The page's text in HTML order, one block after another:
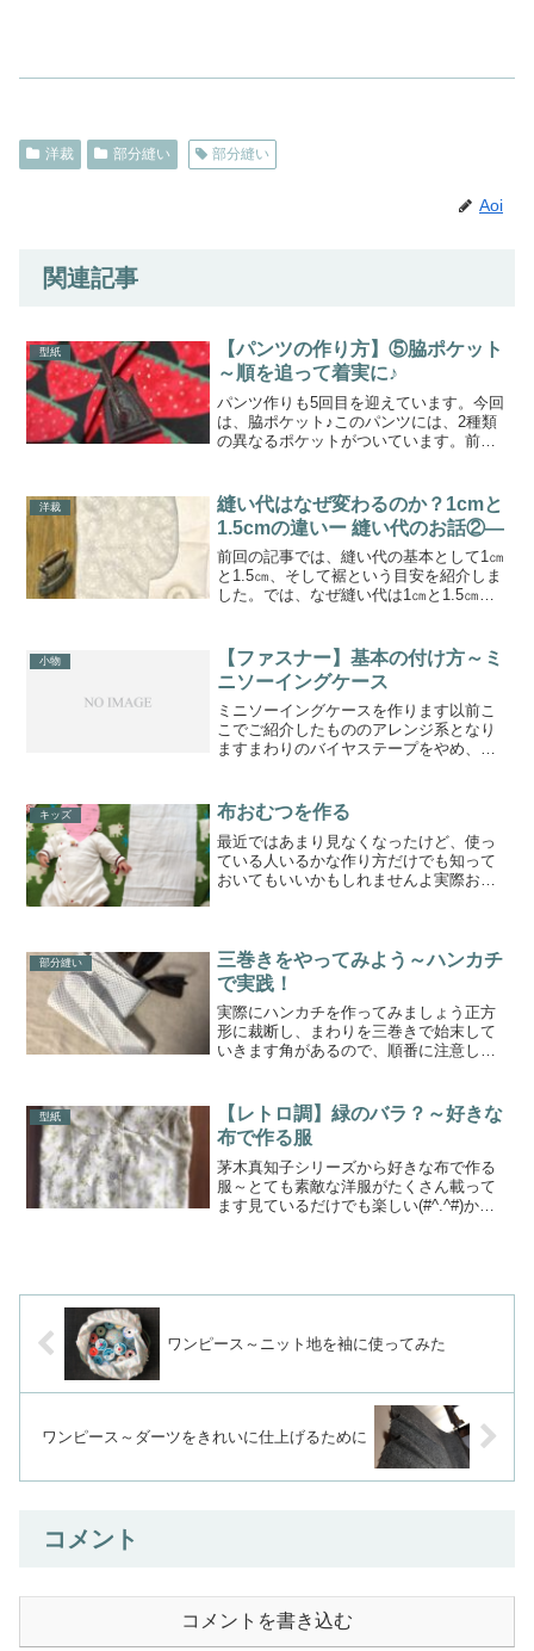
洋裁 部分縫い 部分縫い
Aoi
関連記事
型紙
【パンツの作り方】⑤脇ポケット
～順を追って着実に♪
パンツ作りも5回目を迎えています。今回
は、脇ポケット♪このパンツには、2種類
の異なるポケットがついています。前回
に、平らにおいて回りを縫うといったシ
ンプルなものです。強度...
洋裁
縫い代はなぜ変わるのか？1cmと
1.5cmの違いー 縫い代のお話②―
前回の記事では、縫い代の基本として1㎝
と1.5㎝、そして裾という目安を紹介しま
した。では、なぜ縫い代は1㎝と1.5㎝に
断できるようになってきます。曲線と直
線の違い縫い代...
小物
【ファスナー】基本の付け方～ミ
ニソーイングケース
ミニソーイングケースを作ります以前こ
こでご紹介したもののアレンジ系となり
ますまわりのバイヤステープをやめ、中
はこちらになりますので、よかったらヾ
(≧▽≦)ﾉ⇊今回は、こ...
キッズ 布おむつを作る
最近ではあまり見なくなったけど、使っ
ている人いるかな作り方だけでも知って
おいてもいいかもしれませんよ実際おむ
し赤くなっちゃったか...
部分縫い
三巻きをやってみよう～ハンカチ
で実践！
実際にハンカチを作ってみましょう正方
形に裁断し、まわりを三巻きで始末して
いきます角があるので、順番に注意して
ットし、途中まででいったん止まります
(黄〇印)次に、②を縫い...
型紙
【レトロ調】緑のバラ？～好きな
布で作る服
茅木真知子シリーズから好きな布で作る
服～とても素敵な洋服がたくさん載って
ます見ているだけでも楽しい(#^.^#)かな
ワンピース～ニット地を袖に使ってみた
ワンピース～ダーツをきれいに仕上げるために
コメント
コメントを書き込む